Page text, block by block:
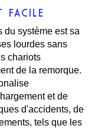
FACILE
du système est sa
lourdes sans
chariots
de la remorque.
et de
d'accidents, de
tels que les